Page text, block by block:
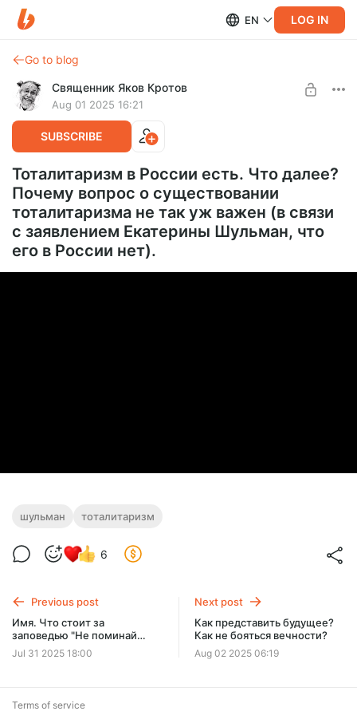
EN LOG IN
Go to blog
Священник Яков Кротов
Aug 01 2025 16:21
SUBSCRIBE
Тоталитаризм в России есть. Что далее?
Почему вопрос о существовании
тоталитаризма не так уж важен (в связи
с заявлением Екатерины Шульман, что
его в России нет).
шульман тоталитаризм
6
Previous post
Имя. Что стоит за
заповедью "Не поминай
имени Божьего всуе"
Jul 31 2025 18:00
Next post
Как представить будущее?
Как не бояться вечности?
Aug 02 2025 06:19
Terms of service